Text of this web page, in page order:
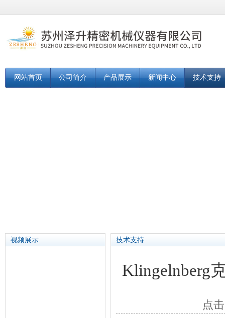
网站首页 公司简介 产品展示 新闻中心 技术支持
视频展示 技术支持
Klingelnberg
点